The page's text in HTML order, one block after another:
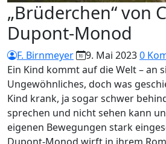
„Brüderchen“ von
Dupont-Monod
F. Birnmeyer 9. Mai 20230
Ein Kind kommt auf die Welt – an
Ungewöhnliches, doch was
Kind krank, ja sogar schwer
sprechen und nicht sehen kann
eigenen Bewegungen stark